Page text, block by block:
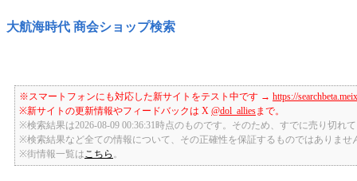
大航海時代 商会ショップ検索
※スマートフォンにも対応した新サイトをテスト中です → https://
※新サイトの更新情報やフィードバックは X @dol_alliesまで。
※検索結果は2026-08-09 00:36:31時点のものです。そのため、すでに売り切れ
※検索結果など全ての情報について、その正確性を保証するものではありませ
※街情報一覧は こちら